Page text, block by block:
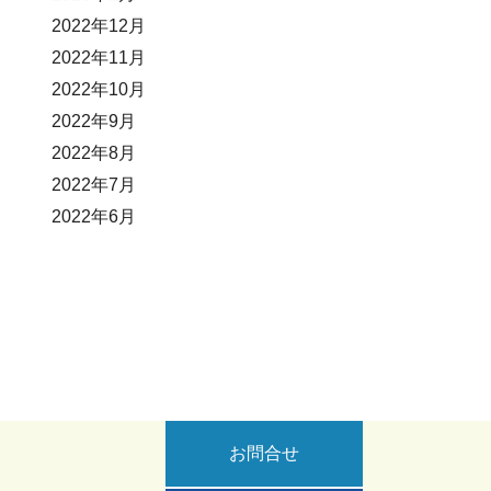
2022年12月
2022年11月
2022年10月
2022年9月
2022年8月
2022年7月
2022年6月
お問合せ